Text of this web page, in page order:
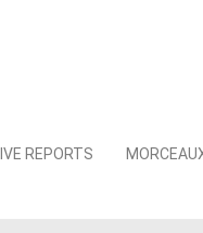
LIVE REPORTS